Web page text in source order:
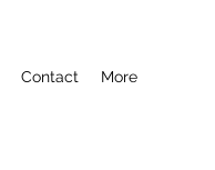
Contact More